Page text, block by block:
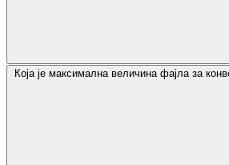
Која је максимална величина фајла за